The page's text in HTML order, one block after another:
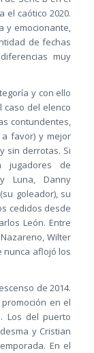
caótico 2020.
y emocionante,
de fechas
muy
y con ello
caso del elenco
contundentes,
favor) y mejor
sin derrotas. Si
jugadores de
Luna, Danny
goleador), su
cedidos desde
León. Entre
Wilter
nunca aflojó los
de 2014.
en el
Los del puerto
y Cristian
En el